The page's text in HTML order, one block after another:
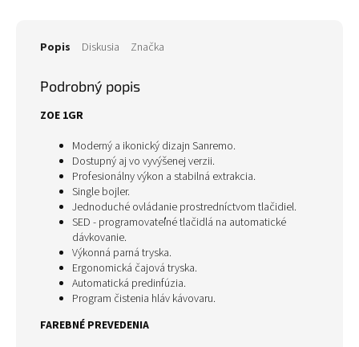
Popis Diskusia Značka
Podrobný popis
ZOE 1GR
Moderný a ikonický dizajn Sanremo.
Dostupný aj vo vyvýšenej verzii.
Profesionálny výkon a stabilná extrakcia.
Single bojler.
Jednoduché ovládanie prostredníctvom tlačidiel.
SED - programovateľné tlačidlá na automatické
dávkovanie.
Výkonná parná tryska.
Ergonomická čajová tryska.
Automatická predinfúzia.
Program čistenia hláv kávovaru.
FAREBNÉ PREVEDENIA